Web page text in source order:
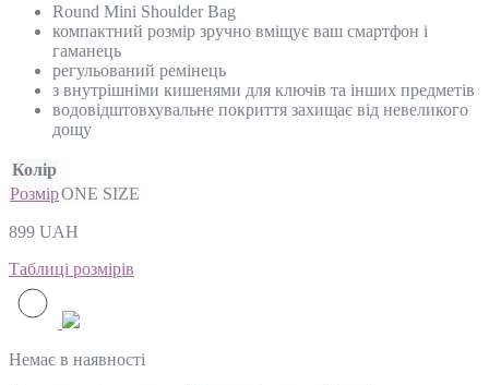
Round Mini Shoulder Bag
компактний розмір зручно вміщує ваш смартфон і
гаманець
регульований ремінець
з внутрішніми кишенями для ключів та інших предметів
водовідштовхувальне покриття захищає від невеликого
дощу
Колір
РозмірONE SIZE
899 UAH
Таблиці розмірів
Немає в наявності